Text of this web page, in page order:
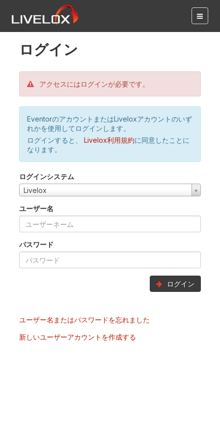
ログイン
アクセスにはログインが必要です。
EventorのアカウントまたはLiveloxアカウントのいず
れかを使用してログインします。
ログインすると、
Livelox利用規約に同意したことに
なります。
ログインシステム
Livelox
ユーザー名
パスワード
ログイン
ユーザー名またはパスワードを忘れました
新しいユーザーアカウントを作成する